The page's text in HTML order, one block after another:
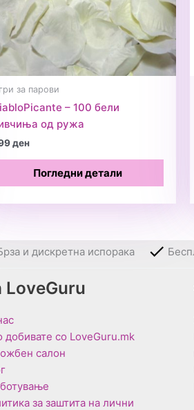
за парови
– 100 бели
од ружа
ден
Погледни детали
и дискретна испорака
LoveGuru
добивате со LoveGuru.mk
салон
за заштита на лични